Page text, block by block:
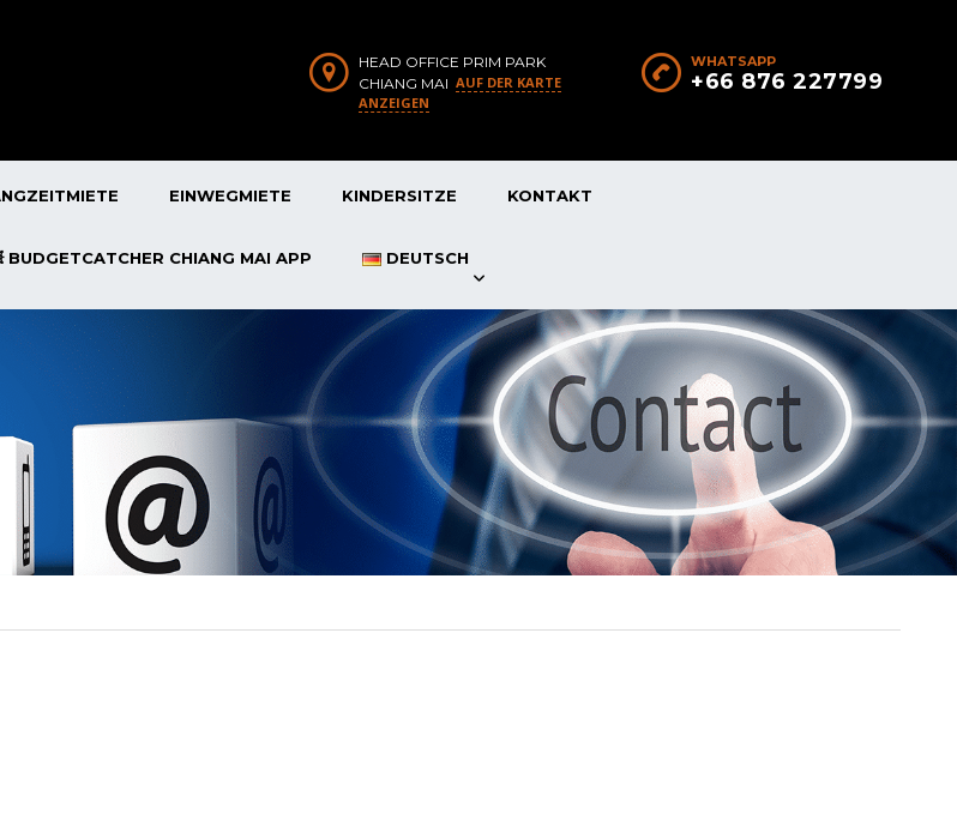
WHATSAPP
+66 876 227799
HEAD OFFICE PRIM PARK
CHIANG MAI AUF DER KARTE
ANZEIGEN
EINWEGMIETE KINDERSITZE KONTAKT
BUDGETCATCHER CHIANG MAI APP DEUTSCH